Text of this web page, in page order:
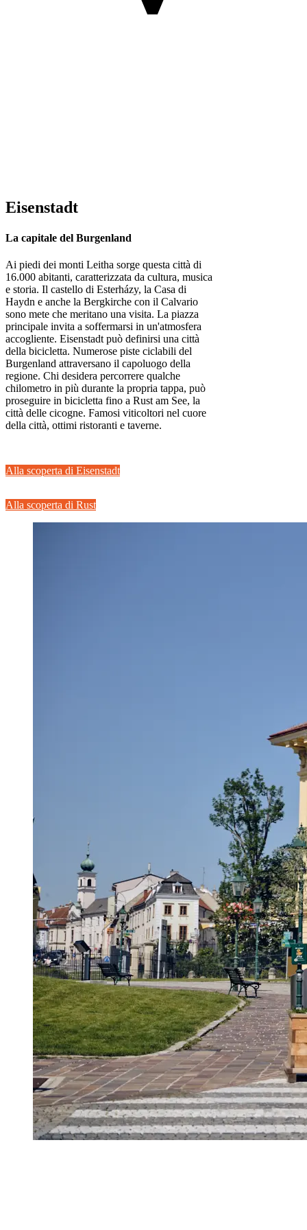
Eisenstadt
La capitale del Burgenland
Ai piedi dei monti Leitha sorge questa città di
16.000 abitanti, caratterizzata da cultura, musica
e storia. Il castello di Esterházy, la Casa di
Haydn e anche la Bergkirche con il Calvario
sono mete che meritano una visita. La piazza
principale invita a soffermarsi in un'atmosfera
accogliente. Eisenstadt può definirsi una città
della bicicletta. Numerose piste ciclabili del
Burgenland attraversano il capoluogo della
regione. Chi desidera percorrere qualche
chilometro in più durante la propria tappa, può
proseguire in bicicletta fino a Rust am See, la
città delle cicogne. Famosi viticoltori nel cuore
della città, ottimi ristoranti e taverne.
Alla scoperta di Eisenstadt
Alla scoperta di Rust